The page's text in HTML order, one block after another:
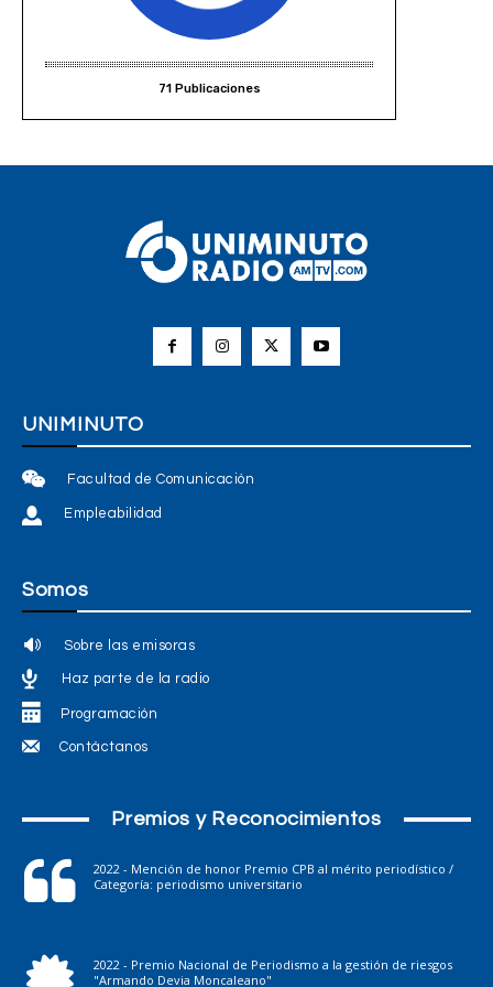
71 Publicaciones
UNIMINUTO
Facultad de Comunicación
Empleabilidad
Somos
Sobre las emisoras
Haz parte de la radio
Programación
Contáctanos
Premios y Reconocimientos
2022 - Mención de honor Premio CPB al mérito periodístico /
Categoría: periodismo universitario
2022 - Premio Nacional de Periodismo a la gestión de riesgos
"Armando Devia Moncaleano"